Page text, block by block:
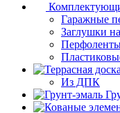
Гаражные
Заглушки
Из ДПК